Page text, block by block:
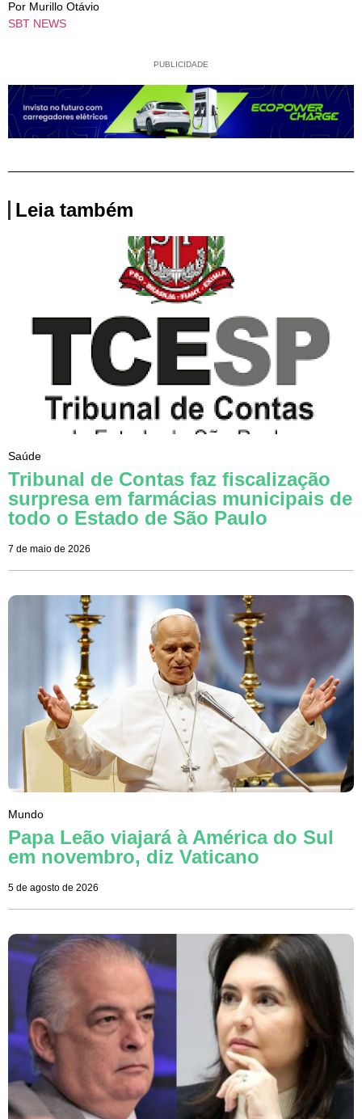
Por Murillo Otávio
SBT NEWS
PUBLICIDADE
Leia também
Saúde
Tribunal de Contas faz fiscalização
surpresa em farmácias municipais de
todo o Estado de São Paulo
7 de maio de 2026
Mundo
Papa Leão viajará à América do Sul
em novembro, diz Vaticano
5 de agosto de 2026